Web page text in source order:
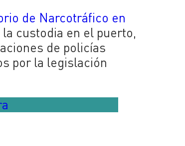
de Narcotráfico en
custodia en el puerto,
de policías
por la legislación